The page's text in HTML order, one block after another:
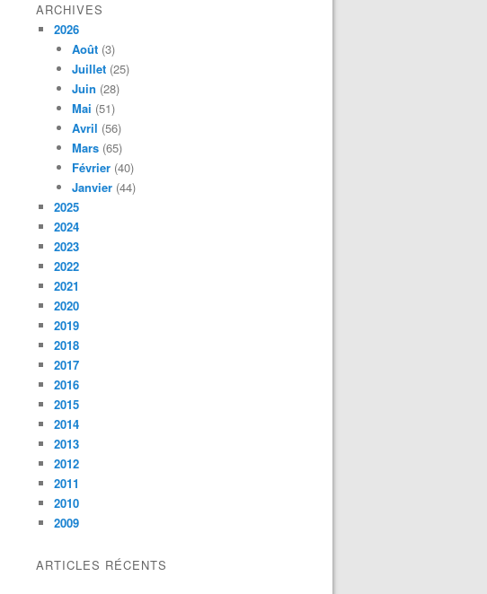
ARCHIVES
2026
Août (3)
Juillet (25)
Juin (28)
Mai (51)
Avril (56)
Mars (65)
Février (40)
Janvier (44)
2025
2024
2023
2022
2021
2020
2019
2018
2017
2016
2015
2014
2013
2012
2011
2010
2009
ARTICLES RÉCENTS